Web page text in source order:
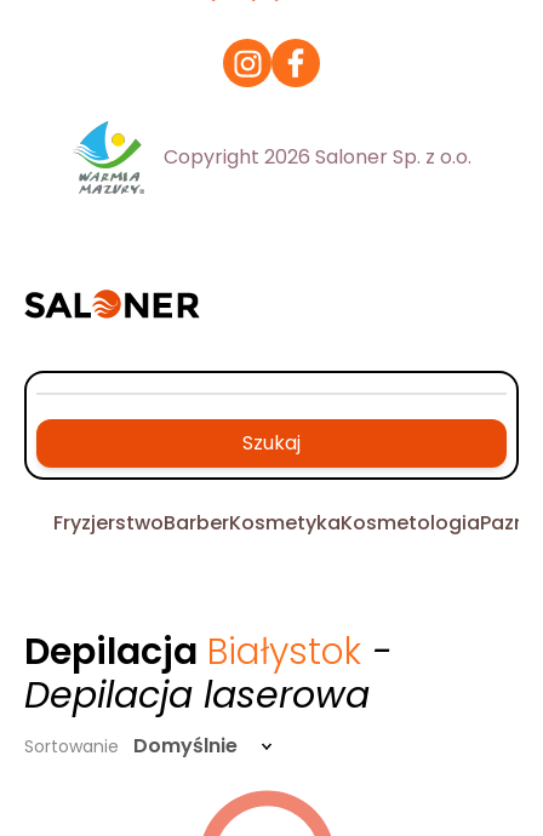
Copyright 2026 Saloner Sp. z o.o.
Szukaj
FryzjerstwoBarberKosmetykaKosmetologia
Depilacja Białystok -
Depilacja laserowa
Sortowanie Domyślnie